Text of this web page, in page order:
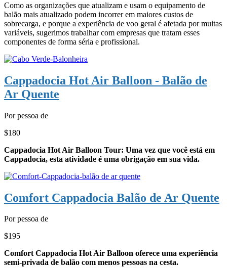
Como as organizações que atualizam e usam o equipamento de
balão mais atualizado podem incorrer em maiores custos de
sobrecarga, e porque a experiência de voo geral é afetada por muitas
variáveis, sugerimos trabalhar com empresas que tratam esses
componentes de forma séria e profissional.
Cappadocia Hot Air Balloon - Balão de
Ar Quente
Por pessoa de
$180
Cappadocia Hot Air Balloon Tour: Uma vez que você está em
Cappadocia, esta atividade é uma obrigação em sua vida.
Comfort Cappadocia Balão de Ar Quente
Por pessoa de
$195
Comfort Cappadocia Hot Air Balloon oferece uma experiência
semi-privada de balão com menos pessoas na cesta.